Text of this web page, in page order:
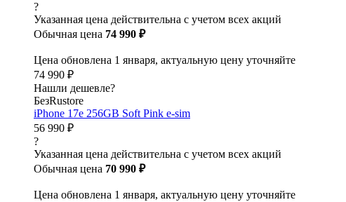
?
Указанная цена действительна с учетом всех акций
Обычная цена 74 990 ₽
Цена обновлена 1 января, актуальную цену уточняйте
74 990 ₽
Нашли дешевле?
БезRustore
iPhone 17e 256GB Soft Pink e-sim
56 990 ₽
?
Указанная цена действительна с учетом всех акций
Обычная цена 70 990 ₽
Цена обновлена 1 января, актуальную цену уточняйте